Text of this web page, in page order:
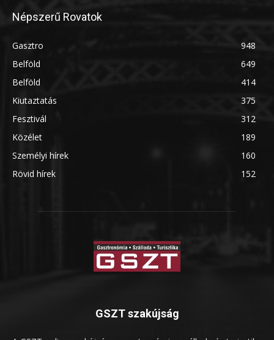
Népszerű Rovatok
Gasztro
948
Belföld
649
Belföld
414
Kiutaztatás
375
Fesztivál
312
Közélet
189
Személyi hírek
160
Rövid hírek
152
GSZT szakújság